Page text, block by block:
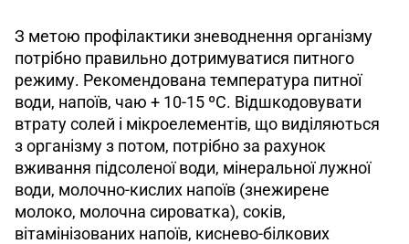
З метою профілактики зневоднення організму
потрібно правильно дотримуватися питного
режиму. Рекомендована температура питної
води, напоїв, чаю + 10-15 ºС. Відшкодовувати
втрату солей і мікроелементів, що виділяються
з організму з потом, потрібно за рахунок
вживання підсоленої води, мінеральної лужної
води, молочно-кислих напоїв (знежирене
молоко, молочна сироватка), соків,
вітамінізованих напоїв, киснево-білкових